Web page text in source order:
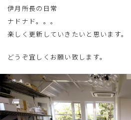
伊月所長の日常
ナドナド。。。
楽しく更新していきたいと思います。
どうぞ宜しくお願い致します。